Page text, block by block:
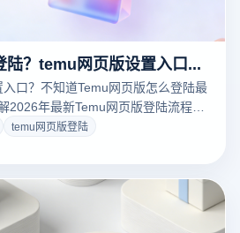
temu网页版怎么登陆？temu网页版设置入口在哪里？
口？不知道Temu网页版怎么登陆最
2026年最新Temu网页版登陆流程与
行业防关联痛点，揭秘如何使用云登
立纯净环境隔离，告别封店限流，提
temu网页版登陆